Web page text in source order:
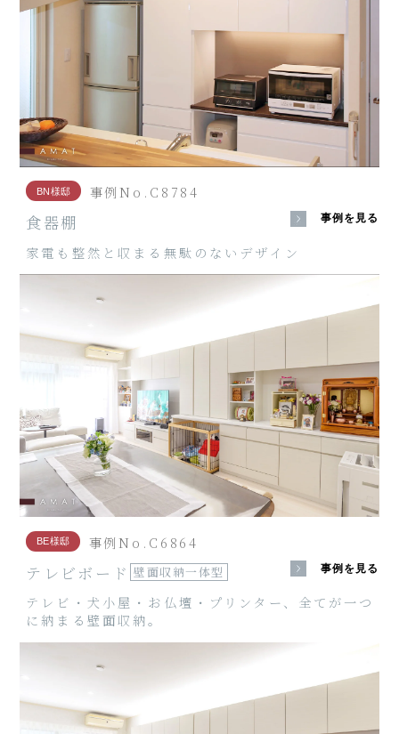
BN様邸 事例No.C8784
食器棚 事例を見る
家電も整然と収まる無駄のないデザイン
BE様邸 事例No.C6864
テレビボード 壁面収納一体型 事例を見る
テレビ・犬小屋・お仏壇・プリンター、全てが一つ
に納まる壁面収納。